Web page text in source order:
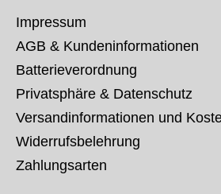
Impressum
AGB & Kundeninformationen
Batterieverordnung
Privatsphäre & Datenschutz
Versandinformationen und
Widerrufsbelehrung
Zahlungsarten